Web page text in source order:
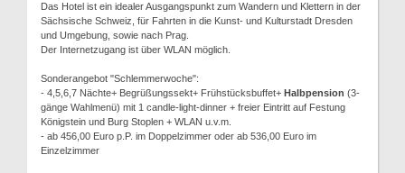
Das Hotel ist ein idealer Ausgangspunkt zum Wandern und Klettern in der
Sächsische Schweiz, für Fahrten in die Kunst- und Kulturstadt Dresden
und Umgebung, sowie nach Prag.
Der Internetzugang ist über WLAN möglich.
Sonderangebot "Schlemmerwoche":
- 4,5,6,7 Nächte+ Begrüßungssekt+ Frühstücksbuffet+ Halbpension (3-
gänge Wahlmenü) mit 1 candle-light-dinner + freier Eintritt auf Festung
Königstein und Burg Stoplen + WLAN u.v.m.
- ab 456,00 Euro p.P. im Doppelzimmer oder ab 536,00 Euro im
Einzelzimmer